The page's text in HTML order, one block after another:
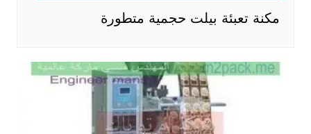
مكنة تعبئة بيلت حجمية متطورة